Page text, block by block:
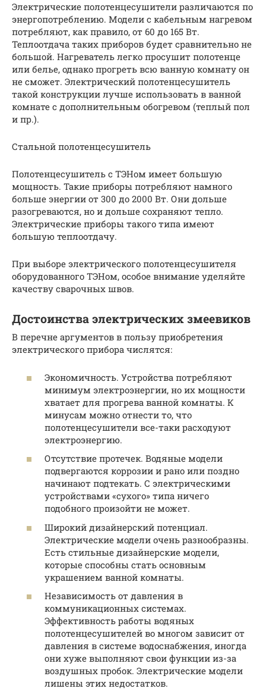
Электрические полотенцесушители различаются по
энергопотреблению. Модели с кабельным нагревом
потребляют, как правило, от 60 до 165 Вт.
Теплоотдача таких приборов будет сравнительно не
большой. Нагреватель легко просушит полотенце
или белье, однако прогреть всю ванную комнату он
не сможет. Электрический полотенцесушитель
такой конструкции лучше использовать в ванной
комнате с дополнительным обогревом (теплый пол
и пр.).
Стальной полотенцесушитель
Полотенцесушитель с ТЭНом имеет большую
мощность. Такие приборы потребляют намного
больше энергии от 300 до 2000 Вт. Они дольше
разогреваются, но и дольше сохраняют тепло.
Электрические приборы такого типа имеют
большую теплоотдачу.
При выборе электрического полотенцесушителя
оборудованного ТЭНом, особое внимание уделяйте
качеству сварочных швов.
Достоинства электрических змеевиков
В перечне аргументов в пользу приобретения
электрического прибора числятся:
Экономичность. Устройства потребляют
минимум электроэнергии, но их мощности
хватает для прогрева ванной комнаты. К
минусам можно отнести то, что
полотенцесушители все-таки расходуют
электроэнергию.
Отсутствие протечек. Водяные модели
подвергаются коррозии и рано или поздно
начинают подтекать. С электрическими
устройствами «сухого» типа ничего
подобного произойти не может.
Широкий дизайнерский потенциал.
Электрические модели очень разнообразны.
Есть стильные дизайнерские модели,
которые способны стать основным
украшением ванной комнаты.
Независимость от давления в
коммуникационных системах.
Эффективность работы водяных
полотенцесушителей во многом зависит от
давления в системе водоснабжения, иногда
они хуже выполняют свои функции из-за
воздушных пробок. Электрические модели
лишены этих недостатков.